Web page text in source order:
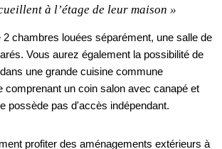
à l’étage de leur maison »
chambres louées séparément, une salle de
Vous aurez également la possibilité de
une grande cuisine commune
comprenant un coin salon avec canapé et
possède pas d'accès indépendant.
profiter des aménagements extérieurs à